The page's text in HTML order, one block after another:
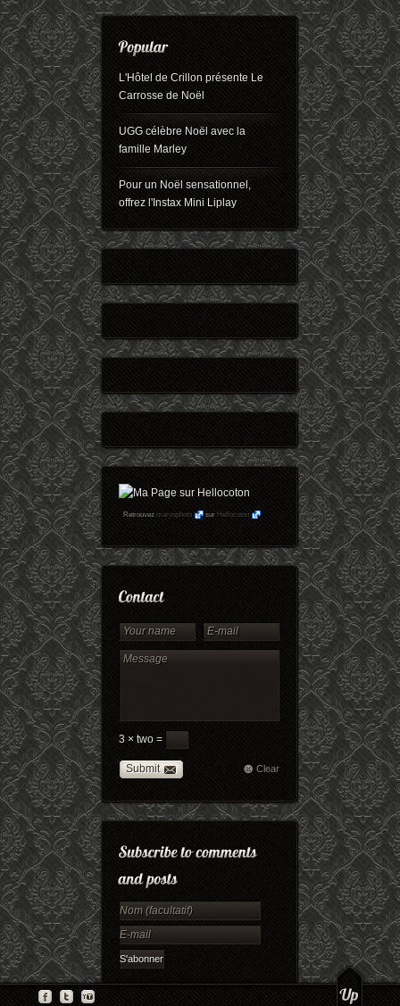
L'Hôtel de Crillon présente Le
Carrosse de Noël
UGG célèbre Noël avec la
famille Marley
Pour un Noël sensationnel,
offrez l'Instax Mini Liplay
Retrouvezmaryophoto surHellocoton
3 × two =
Submit Clear